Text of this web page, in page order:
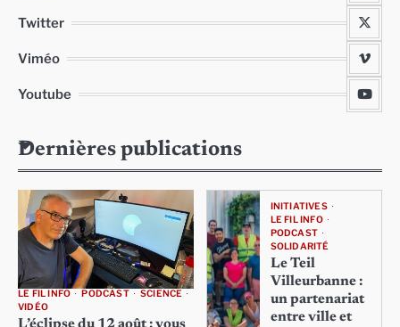
Twitter
Viméo
Youtube
Dernières publications
LE FIL INFO PODCAST
SCIENCE
VIDÉO
INITIATIVES
LE FIL INFO
PODCAST
SOLIDARITÉ
Le Teil
Villeurbanne :
un partenariat
entre ville et